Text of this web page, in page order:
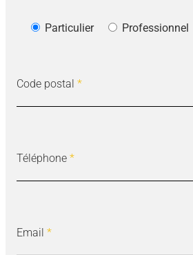
Particulier Professionnel
Code postal *
Téléphone *
Email *